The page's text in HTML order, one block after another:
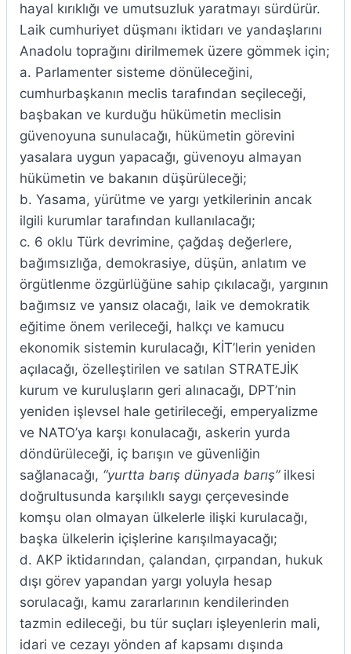
hayal kırıklığı ve umutsuzluk yaratmayı sürdürür.
Laik cumhuriyet düşmanı iktidarı ve yandaşlarını
Anadolu toprağını dirilmemek üzere gömmek için;
a. Parlamenter sisteme dönüleceğini,
cumhurbaşkanın meclis tarafından seçileceği,
başbakan ve kurduğu hükümetin meclisin
güvenoyuna sunulacağı, hükümetin görevini
yasalara uygun yapacağı, güvenoyu almayan
hükümetin ve bakanın düşürüleceği;
b. Yasama, yürütme ve yargı yetkilerinin ancak
ilgili kurumlar tarafından kullanılacağı;
c. 6 oklu Türk devrimine, çağdaş değerlere,
bağımsızlığa, demokrasiye, düşün, anlatım ve
örgütlenme özgürlüğüne sahip çıkılacağı, yargının
bağımsız ve yansız olacağı, laik ve demokratik
eğitime önem verileceği, halkçı ve kamucu
ekonomik sistemin kurulacağı, KİT’lerin yeniden
açılacağı, özelleştirilen ve satılan STRATEJİK
kurum ve kuruluşların geri alınacağı, DPT’nin
yeniden işlevsel hale getirileceği, emperyalizme
ve NATO’ya karşı konulacağı, askerin yurda
döndürüleceği, iç barışın ve güvenliğin
sağlanacağı, “yurtta barış dünyada barış” ilkesi
doğrultusunda karşılıklı saygı çerçevesinde
komşu olan olmayan ülkelerle ilişki kurulacağı,
başka ülkelerin içişlerine karışılmayacağı;
d. AKP iktidarından, çalandan, çırpandan, hukuk
dışı görev yapandan yargı yoluyla hesap
sorulacağı, kamu zararlarının kendilerinden
tazmin edileceği, bu tür suçları işleyenlerin mali,
idari ve cezayı yönden af kapsamı dışında